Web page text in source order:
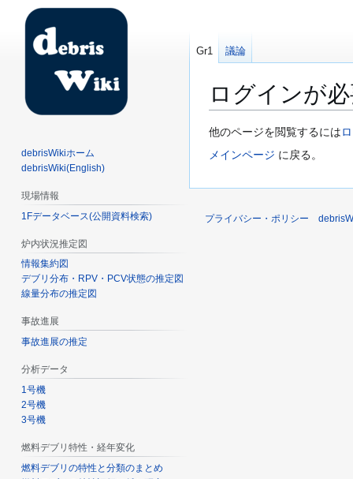
ログインが
ナ
ビ
ョ
検
索
他のページを閲覧するには
メインページ に戻る。
Gr1 議論
debrisWikiホーム
debrisWiki(English)
現場情報
1Fデータベース(公開資料検索)
炉内状況推定図
情報集約図
デブリ分布・RPV・PCV状態の推定図
線量分布の推定図
事故進展
事故進展の推定
分析データ
1号機
2号機
3号機
燃料デブリ特性・経年変化
燃料デブリの特性と分類のまとめ
プライバシー・ポリシー